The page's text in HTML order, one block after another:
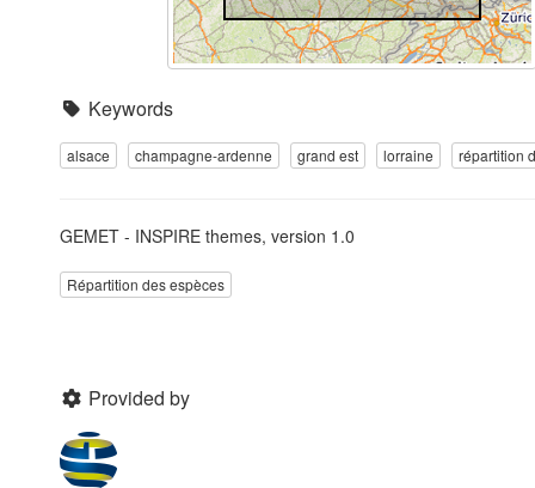
Keywords
alsace champagne-ardenne grand est lorraine répartition
GEMET - INSPIRE themes, version 1.0
Répartition des espèces
Provided by